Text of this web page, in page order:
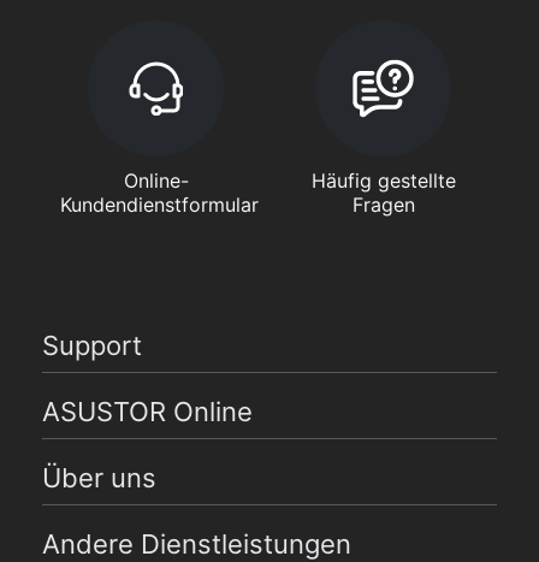
Online-
Kundendienstformular
Häufig gestellte
Fragen
Support
ASUSTOR Online
Über uns
Andere Dienstleistungen